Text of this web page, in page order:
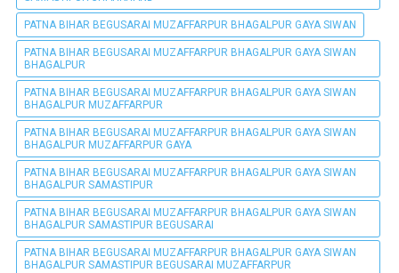
PATNA BIHAR BEGUSARAI MUZAFFARPUR BHAGALPUR GAYA SIWAN
PATNA BIHAR BEGUSARAI MUZAFFARPUR BHAGALPUR GAYA SIWAN
BHAGALPUR
PATNA BIHAR BEGUSARAI MUZAFFARPUR BHAGALPUR GAYA SIWAN
BHAGALPUR MUZAFFARPUR
PATNA BIHAR BEGUSARAI MUZAFFARPUR BHAGALPUR GAYA SIWAN
BHAGALPUR MUZAFFARPUR GAYA
PATNA BIHAR BEGUSARAI MUZAFFARPUR BHAGALPUR GAYA SIWAN
BHAGALPUR SAMASTIPUR
PATNA BIHAR BEGUSARAI MUZAFFARPUR BHAGALPUR GAYA SIWAN
BHAGALPUR SAMASTIPUR BEGUSARAI
PATNA BIHAR BEGUSARAI MUZAFFARPUR BHAGALPUR GAYA SIWAN
BHAGALPUR SAMASTIPUR BEGUSARAI MUZAFFARPUR